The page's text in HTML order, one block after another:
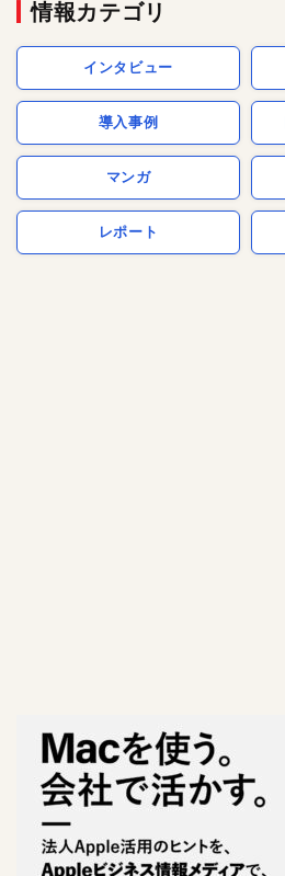
情報カテゴリ
インタビュー
導入事例
マンガ
レポート